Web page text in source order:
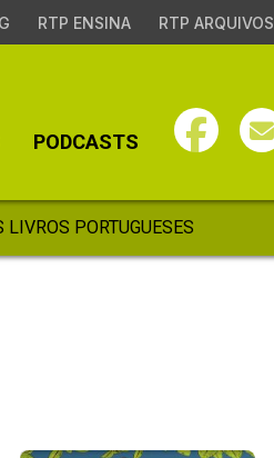
RTP ENSINA RTP ARQUIVOS
PODCASTS
LIVROS PORTUGUESES